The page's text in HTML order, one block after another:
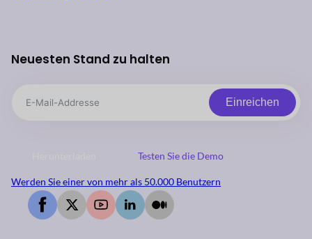
Neuesten Stand zu halten
Einreichen
Testen Sie die Demo
Werden Sie einer von mehr als 50.000 Benutzern